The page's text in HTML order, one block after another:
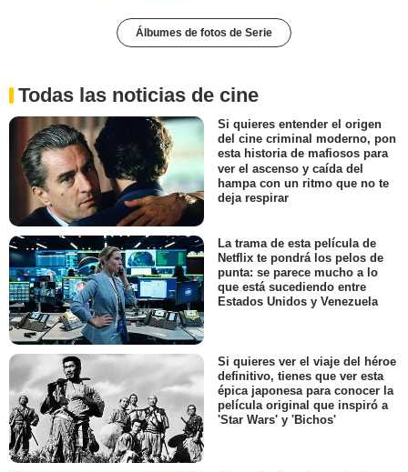
Álbumes de fotos de Serie
Todas las noticias de cine
Si quieres entender el origen
del cine criminal moderno, pon
esta historia de mafiosos para
ver el ascenso y caída del
hampa con un ritmo que no te
deja respirar
La trama de esta película de
Netflix te pondrá los pelos de
punta: se parece mucho a lo
que está sucediendo entre
Estados Unidos y Venezuela
Si quieres ver el viaje del héroe
definitivo, tienes que ver esta
épica japonesa para conocer la
película original que inspiró a
'Star Wars' y 'Bichos'